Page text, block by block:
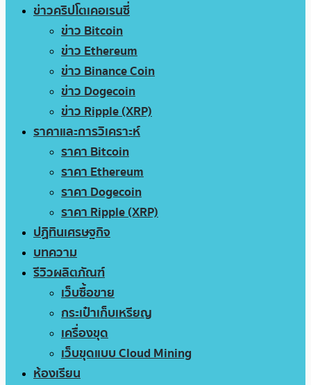
ข่าวคริปโตเคอเรนซี่
ข่าว Bitcoin
ข่าว Ethereum
ข่าว Binance Coin
ข่าว Dogecoin
ข่าว Ripple (XRP)
ราคาและการวิเคราะห์
ราคา Bitcoin
ราคา Ethereum
ราคา Dogecoin
ราคา Ripple (XRP)
ปฏิทินเศรษฐกิจ
บทความ
รีวิวผลิตภัณฑ์
เว็บซื้อขาย
กระเป๋าเก็บเหรียญ
เครื่องขุด
เว็บขุดแบบ Cloud Mining
ห้องเรียน